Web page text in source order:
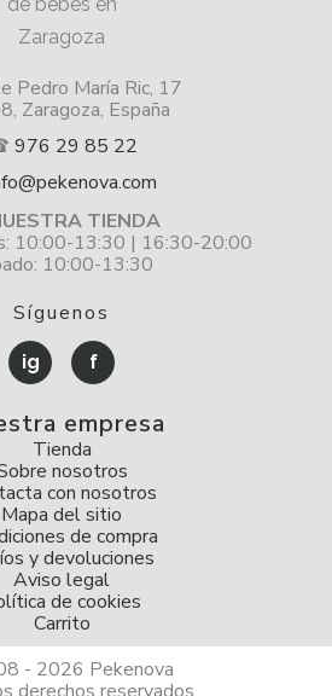
Pedro María Ric, 17
Zaragoza, España
976 29 85 22
TIENDA
10:00-13:30 | 16:30-20:00
10:00-13:30
Síguenos
ig f
empresa
Tienda
nosotros
con nosotros
Mapa del sitio
de compra
y devoluciones
Aviso legal
de cookies
Carrito
- 2026 Pekenova